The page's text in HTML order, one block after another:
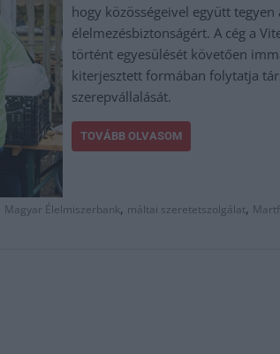
hogy közösségeivel együtt tegyen
élelmezésbiztonságért. A cég a
történt egyesülését követően
kiterjesztett formában folytatja
szerepvállalását.
TOVÁBB OLVASOM
Magyar Élelmiszerbank, máltai szeretetszolgálat,